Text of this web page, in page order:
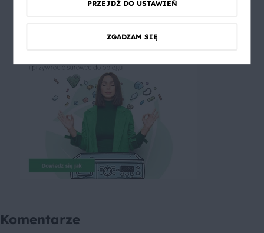
Komentarze
PRZEJDŹ DO USTAWIEŃ
ZGADZAM SIĘ